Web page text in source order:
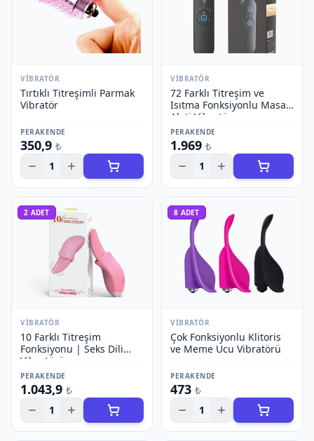
VIBRATÖR
Tırtıklı Titreşimli Parmak
Vibratör
PERAKENDE
350,9 ₺
1
VIBRATÖR
72 Farklı Titreşim ve
Isıtma Fonksiyonlu Masaj
Aleti Vibratör
PERAKENDE
1.969 ₺
1
2 ADET
VIBRATÖR
10 Farklı Titreşim
Fonksiyonu | Seks Dili
Vibratörü
PERAKENDE
1.043,9 ₺
1
8 ADET
VIBRATÖR
Çok Fonksiyonlu Klitoris
ve Meme Ucu Vibratörü
PERAKENDE
473 ₺
1